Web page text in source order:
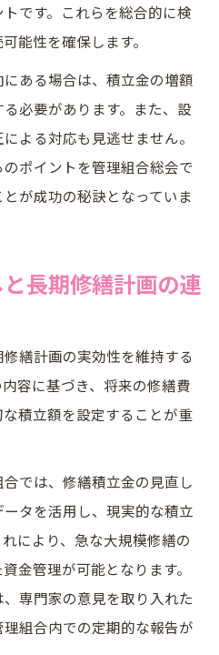
です。これらを総合的に検
能性を確保します。
ある場合は、積立金の増額
必要があります。また、設
よる対応も見逃せません。
ポイントを管理組合総会で
が成功の秘訣となっていま
長期修繕計画の連
繕計画の実効性を維持する
容に基づき、将来の修繕費
積立額を設定することが重
では、修繕積立金の見直し
タを活用し、現実的な積立
により、急な大規模修繕の
金管理が可能となります。
専門家の意見を取り入れた
組合内での定期的な報告が